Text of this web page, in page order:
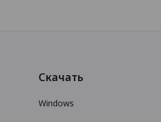
Скачать
Windows